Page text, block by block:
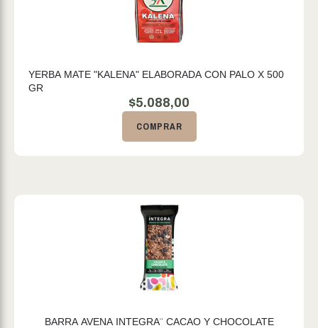
YERBA MATE "KALENA" ELABORADA CON PALO X 500
GR
$5.088,00
COMPRAR
BARRA AVENA INTEGRA¨ CACAO Y CHOCOLATE